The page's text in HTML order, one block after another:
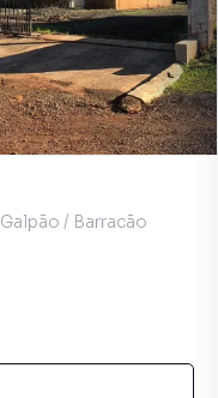
Galpão / Barracão